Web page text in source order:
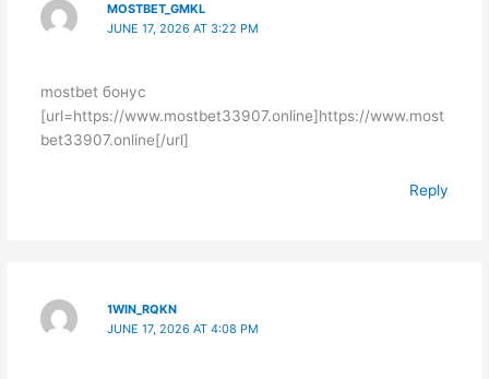
MOSTBET_GMKL
JUNE 17, 2026 AT 3:22 PM
mostbet бонус
[url=https://www.mostbet33907.online]https://www.most
bet33907.online[/url]
Reply
1WIN_RQKN
JUNE 17, 2026 AT 4:08 PM